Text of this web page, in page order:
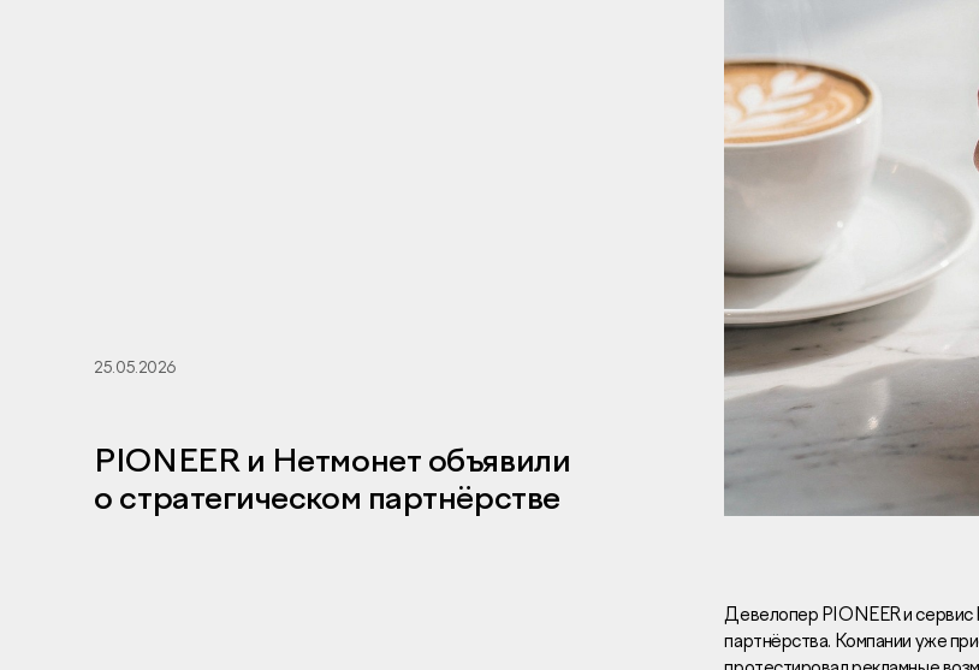
О
Отдел
25.05.2026
PIONEER и Нетмонет объявили
о стратегическом партнёрстве
Девелопер PIONEER и сервис
партнёрства. Компании уже